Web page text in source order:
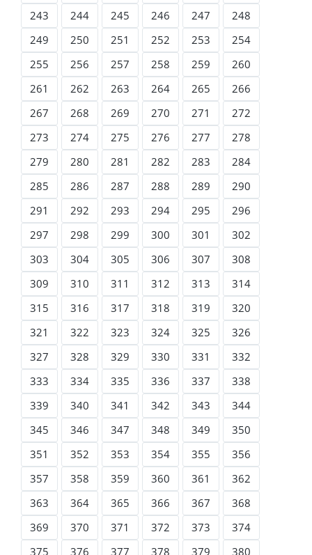
243
244 245 246 247
248
249
250 251 252 253
254
255
256 257 258 259
260
261
262 263 264 265
266
267
268 269 270 271
272
273
274 275 276 277
278
279
280 281 282 283
284
285
286 287 288 289
290
291
292 293 294 295
296
297
298 299 300 301
302
303
304 305 306 307
308
309
310 311 312 313
314
315
316 317 318 319
320
321
322 323 324 325
326
327
328 329 330 331
332
333
334 335 336 337
338
339
340 341 342 343
344
345
346 347 348 349
350
351
352 353 354 355
356
357
358 359 360 361
362
363
364 365 366 367
368
369
370 371 372 373
374
375
376 377 378 379 380